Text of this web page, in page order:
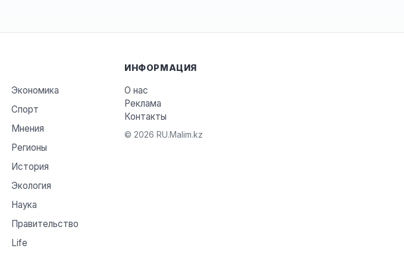
Экономика
Спорт
Мнения
Регионы
История
Экология
Наука
Правительство
Life
ИНФОРМАЦИЯ
О нас
Реклама
Контакты
© 2026 RU.Malim.kz